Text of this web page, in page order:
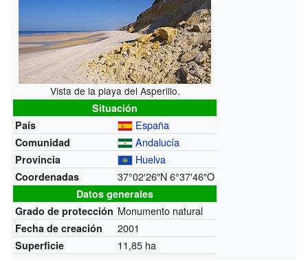
Vista de la playa del Asperillo.
Situación
País
España
Comunidad Andalucía
Provincia Huelva
Coordenadas 37°02′26″N6°37′46″O
Datos generales
Grado de protección Monumento natural
Fecha de creación 2001
Superficie 11,85 ha